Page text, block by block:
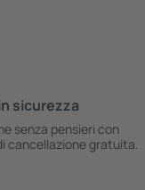
sicurezza
senza pensieri con
cancellazione gratuita.